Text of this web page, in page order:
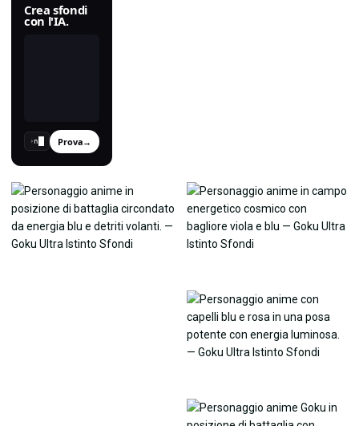
Crea sfondi
con l'IA.
›